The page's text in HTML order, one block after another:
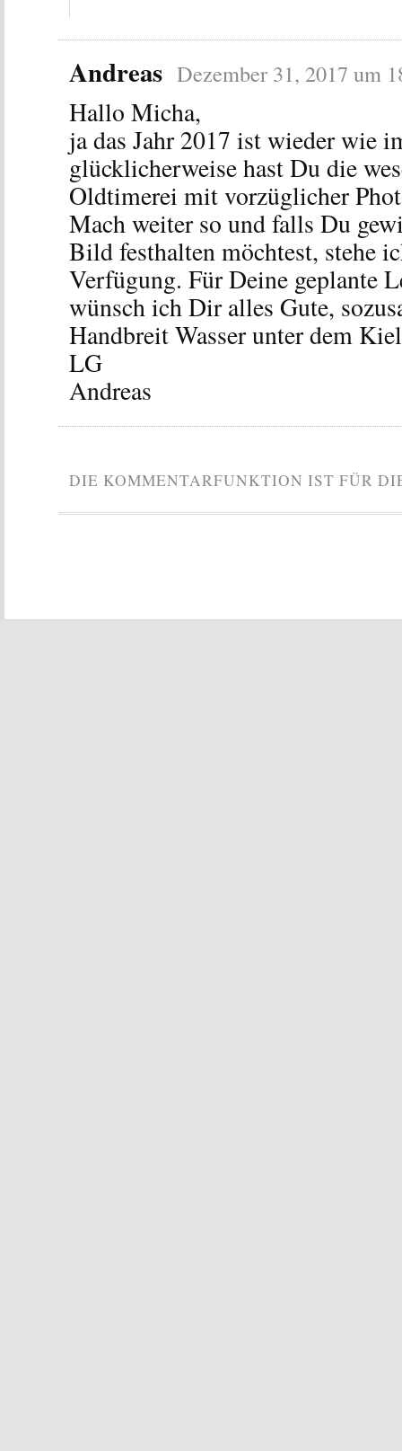
Andreas Dezember 31, 2017 um
Hallo Micha,
ja das Jahr 2017 ist wieder wie
glücklicherweise hast Du die
Oldtimerei mit vorzüglicher
Mach weiter so und falls Du
Bild festhalten möchtest, stehe
Verfügung. Für Deine geplante
wünsch ich Dir alles Gute,
Handbreit Wasser unter dem
LG
Andreas
DIE KOMMENTARFUNKTION IST FÜR